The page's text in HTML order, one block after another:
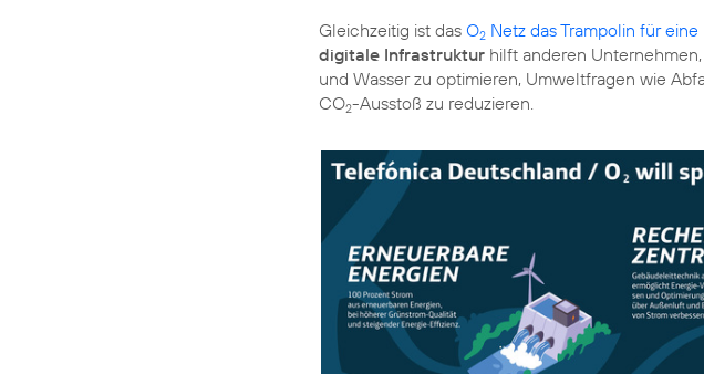
Gleichzeitig ist das O2 Netz das Trampolin für
digitale Infrastruktur hilft anderen
und Wasser zu optimieren, Umweltfragen wie
CO2